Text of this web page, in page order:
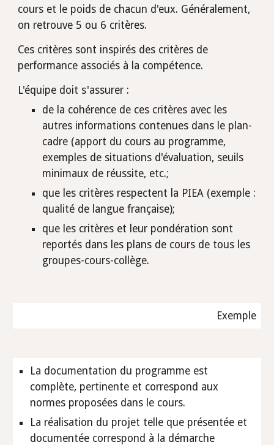
cours et le poids de chacun d'eux. Généralement,
on retrouve 5 ou 6 critères.
Ces critères sont inspirés des critères de
performance associés à la compétence.
L'équipe doit s'assurer :
de la cohérence de ces critères avec les
autres informations contenues dans le plan-
cadre (apport du cours au programme,
exemples de situations d'évaluation, seuils
minimaux de réussite, etc.;
que les critères respectent la PIEA (exemple :
qualité de langue française);
que les critères et leur pondération sont
reportés dans les plans de cours de tous les
groupes-cours-collège.
Exemple
La documentation du programme est
complète, pertinente et correspond aux
normes proposées dans le cours.
La réalisation du projet telle que présentée et
documentée correspond à la démarche